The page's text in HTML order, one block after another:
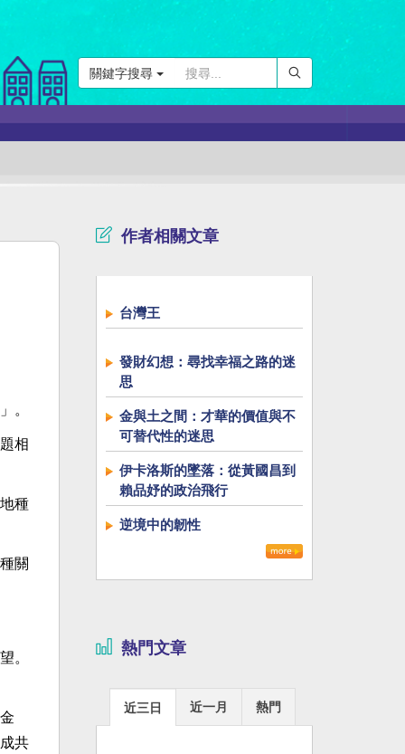
關鍵字搜尋
。
相
種
關
。
共
作者相關文章
台灣王
發財幻想：尋找幸福之路的迷
思
金與土之間：才華的價值與不
可替代性的迷思
伊卡洛斯的墜落：從黃國昌到
賴品妤的政治飛行
逆境中的韌性
熱門文章
近三日 近一月 熱門